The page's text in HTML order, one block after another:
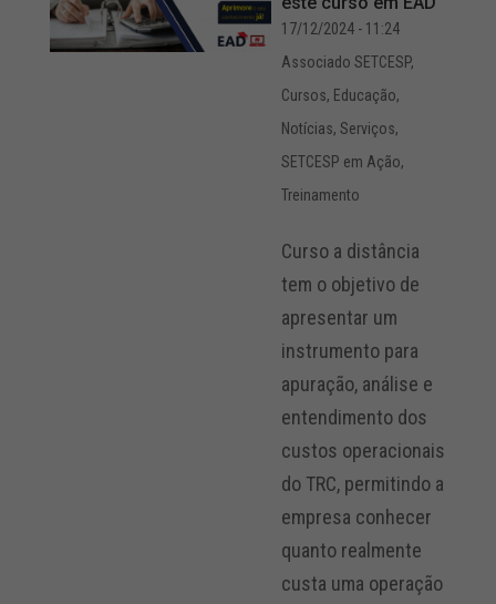
17/12/2024 - 11:24
Associado SETCESP,
Cursos, Educação,
Notícias, Serviços,
SETCESP em Ação,
Treinamento
Curso a distância
tem o objetivo de
apresentar um
instrumento para
apuração, análise e
entendimento dos
custos operacionais
do TRC, permitindo a
empresa conhecer
quanto realmente
custa uma operação